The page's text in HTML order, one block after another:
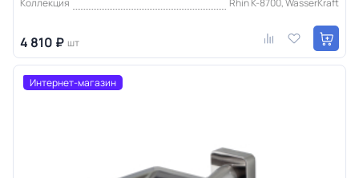
Коллекция Rhin K-8700, WasserKraft
4 810 ₽ шт
Интернет-магазин